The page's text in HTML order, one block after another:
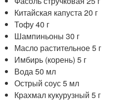
Китайская капуста 20 г
Тофу 40 г
Шампиньоны 30 г
Масло растительное 5 г
Имбирь (корень) 5 г
Вода 50 мл
Острый соус 5 мл
Крахмал кукурузный 5 г